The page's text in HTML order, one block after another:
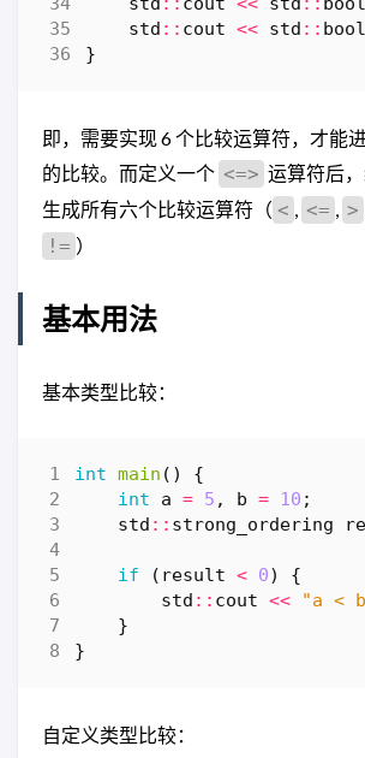
std :: cout << std ::
}
即，需要实现 6 个比较运算符，才能
的比较。而定义一个 <=> 运算符后
生成所有六个比较运算符（ < , <= , >
!= ）
基本用法
基本类型比较：
int main ()
{
int
a = 5 , b = 10 ;
std :: strong_ordering
if ( result < 0)
{
std :: cout << "a < b
}
}
自定义类型比较：